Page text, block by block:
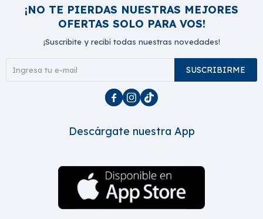
¡NO TE PIERDAS NUESTRAS MEJORES
OFERTAS SOLO PARA VOS!
¡Suscribite y recibí todas nuestras novedades!
SUSCRIBIRME
  
Descárgate nuestra App